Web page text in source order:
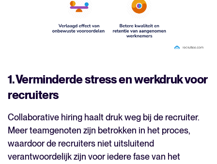
1. Verminderde stress en werkdruk voor
recruiters
Collaborative hiring haalt druk weg bij de recruiter.
Meer teamgenoten zijn betrokken in het proces,
waardoor de recruiters niet uitsluitend
verantwoordelijk zijn voor iedere fase van het